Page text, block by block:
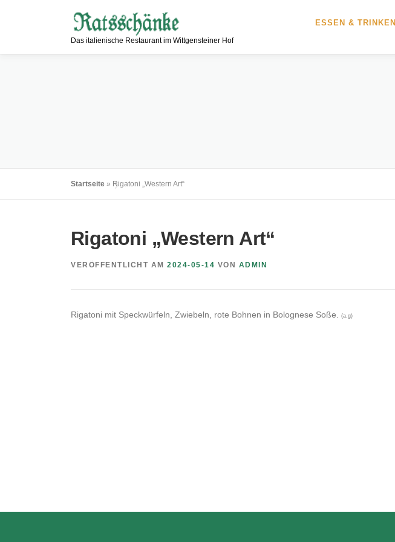
Das italienische Restaurant im Wittgensteiner Hof
ESSEN & TRINKEN
Startseite » Rigatoni „Western Art“
Rigatoni „Western Art“
VERÖFFENTLICHT AM 2024-05-14 VON ADMIN
Rigatoni mit Speckwürfeln, Zwiebeln, rote Bohnen in Bolognese Soße. (a,g)